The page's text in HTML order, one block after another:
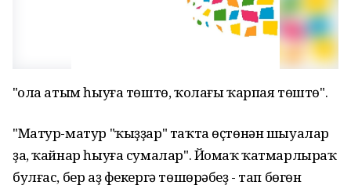
"Ҡола атым һыуға төштө, ҡолағы ҡарпая төштө".
"Матур-матур "ҡыҙҙар" таҡта өҫтөнән шыуалар
ҙа, ҡайнар һыуға сумалар". Йомаҡ ҡатмарлыраҡ
булғас, бер аҙ фекергә төшөрәбеҙ - тап бөгөн